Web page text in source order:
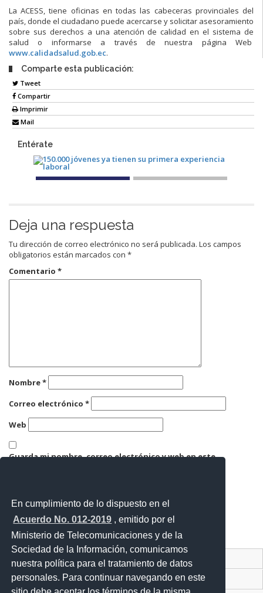
En cumplimiento de lo dispuesto en el
Acuerdo No. 012-2019 , emitido por el
Ministerio de Telecomunicaciones y de la
Sociedad de la Información, comunicamos
nuestra política para el tratamiento de datos
personales. Para continuar navegando en este
La ACESS, tiene oficinas en todas las cabeceras provinciales del
país, donde el ciudadano puede acercarse y solicitar asesoramiento
sobre sus derechos a una atención de calidad en el sistema de
salud o informarse a través de nuestra página Web
www.calidadsalud.gob.ec.
Comparte esta publicación:
Tweet
Compartir
Imprimir
Mail
Entérate
Deja una respuesta
Tu dirección de correo electrónico no será publicada. Los campos
obligatorios están marcados con *
Comentario *
Nombre*
Correo electrónico *
Web
Guarda mi nombre, correo electrónico y web en este
Contacto Ciudadano Digital
Portal Trámites Ciudadanos